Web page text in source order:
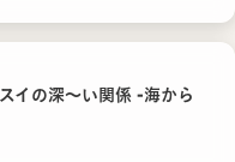
イの深〜い関係 -海から